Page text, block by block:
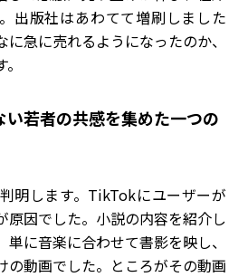
出版社はあわてて増刷しました
急に売れるようになったのか、
若者の共感を集めた一つの
明します。TikTokにユーザーが
原因でした。小説の内容を紹介し
に音楽に合わせて書影を映し、
の動画でした。ところがその動画